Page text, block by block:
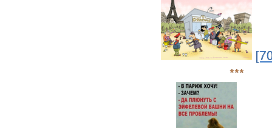
***